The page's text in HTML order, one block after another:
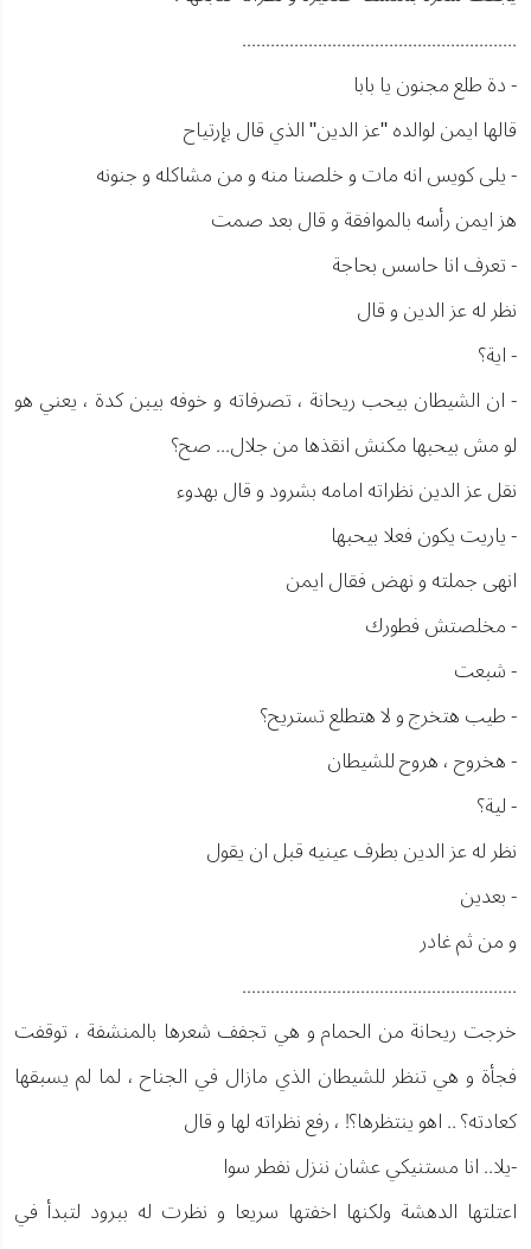
..........................................................
- دة طلع مجنون يا بابا
قالها ايمن لوالده "عز الدين" الذي قال بإرتياح
- يلى كويس انه مات و خلصنا منه و من مشاكله و جنونه
هز ايمن رأسه بالموافقة و قال بعد صمت
- تعرف انا حاسس بحاجة
نظر له عز الدين و قال
- اية؟
- ان الشيطان بيحب ريحانة ، تصرفاته و خوفه بيبن كدة ، يعني هو
لو مش بيحبها مكنش انقذها من جلال... صح؟
نقل عز الدين نظراته امامه بشرود و قال بهدوء
- ياريت يكون فعلا بيحبها
انهى جملته و نهض فقال ايمن
- مخلصتش فطورك
- شبعت
- طيب هتخرج و لا هتطلع تستريح؟
- هخروح ، هروح للشيطان
- لية؟
نظر له عز الدين بطرف عينيه قبل ان يقول
- بعدين
و من ثم غادر
..........................................................
خرجت ريحانة من الحمام و هي تجفف شعرها بالمنشفة ، توقفت
فجأة و هي تنظر للشيطان الذي مازال في الجناح ، لما لم يسبقها
كعادته؟ .. اهو ينتظرها؟! ، رفع نظراته لها و قال
-يلا.. انا مستنيكي عشان ننزل نفطر سوا
اعتلتها الدهشة ولكنها اخفتها سريعا و نظرت له ببرود لتبدأ في